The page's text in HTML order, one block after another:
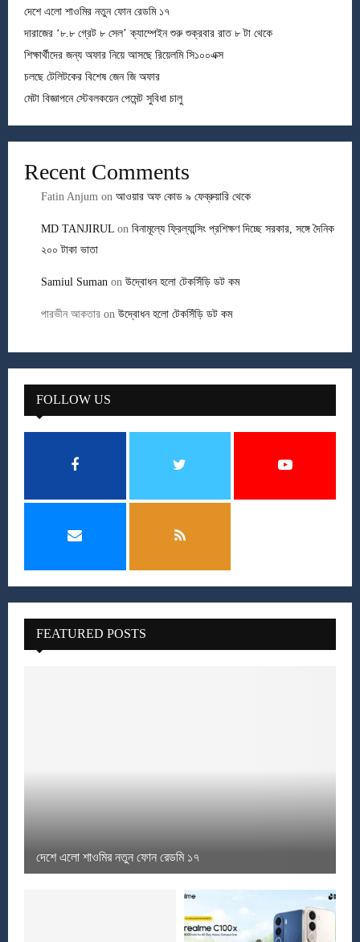
দেশে এলো শাওমির নতুন ফোন রেডমি ১৭
দারাজের ‘৮.৮ গ্রেট ৮ সেল’ ক্যাম্পেইন শুরু শুক্রবার রাত ৮ টা থেকে
শিক্ষার্থীদের জন্য অফার নিয়ে আসছে রিয়েলমি সি১০০এক্স
চলছে টেলিটকের বিশেষ জেন জি অফার
মেটা বিজ্ঞাপনে স্টেবলকয়েন পেমেন্ট সুবিধা চালু
Recent Comments
Fatin Anjum on আওয়ার অফ কোড ৯ ফেব্রুয়ারি থেকে
MD TANJIRUL on বিনামূল্যে ফ্রিল্যান্সিং প্রশিক্ষণ দিচ্ছে সরকার, সঙ্গে দৈনিক
২০০ টাকা ভাতা
Samiul Suman on উদ্বোধন হলো টেকসিঁড়ি ডট কম
পারভীন আকতার on উদ্বোধন হলো টেকসিঁড়ি ডট কম
FOLLOW US
FEATURED POSTS
দেশে এলো শাওমির নতুন ফোন রেডমি ১৭